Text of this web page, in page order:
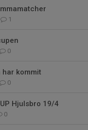
1
0
kommit
0
Hjulsbro 19/4
0